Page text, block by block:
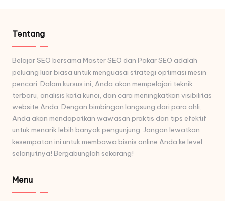
Tentang
Belajar SEO bersama Master SEO dan Pakar SEO adalah
peluang luar biasa untuk menguasai strategi optimasi mesin
pencari. Dalam kursus ini, Anda akan mempelajari teknik
terbaru, analisis kata kunci, dan cara meningkatkan visibilitas
website Anda. Dengan bimbingan langsung dari para ahli,
Anda akan mendapatkan wawasan praktis dan tips efektif
untuk menarik lebih banyak pengunjung. Jangan lewatkan
kesempatan ini untuk membawa bisnis online Anda ke level
selanjutnya! Bergabunglah sekarang!
Menu